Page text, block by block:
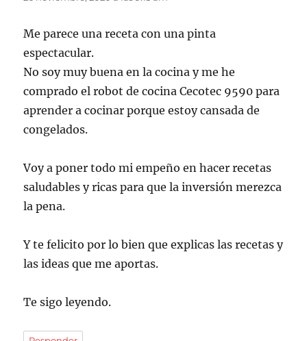
Me parece una receta con una pinta
espectacular.
No soy muy buena en la cocina y me he
comprado el robot de cocina Cecotec 9590 para
aprender a cocinar porque estoy cansada de
congelados.
Voy a poner todo mi empeño en hacer recetas
saludables y ricas para que la inversión merezca
la pena.
Y te felicito por lo bien que explicas las recetas y
las ideas que me aportas.
Te sigo leyendo.